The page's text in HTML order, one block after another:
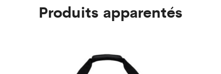
Produits apparentés